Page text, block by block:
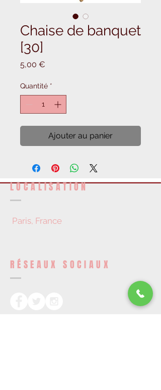
Chaise de banquet
[30]
5,00 €
Quantité *
Ajouter au panier
LOCALISATION
Paris, France
RÉSEAUX SOCIAUX